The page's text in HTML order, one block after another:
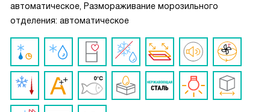
автоматическое, Размораживание морозильного
отделения: автоматическое